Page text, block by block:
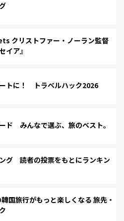
クリストファー・ノーラン監督
イア』
トに！ トラベルハック2026
ド みんなで選ぶ、旅のベスト。
グ 読者の投票をもとにランキン
国旅行がもっと楽しくなる 旅先・